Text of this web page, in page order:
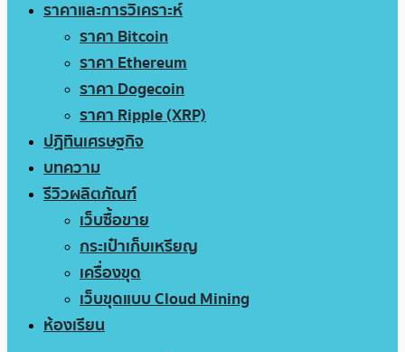
ราคาและการวิเคราะห์
ราคา Bitcoin
ราคา Ethereum
ราคา Dogecoin
ราคา Ripple (XRP)
ปฏิทินเศรษฐกิจ
บทความ
รีวิวผลิตภัณฑ์
เว็บซื้อขาย
กระเป๋าเก็บเหรียญ
เครื่องขุด
เว็บขุดแบบ Cloud Mining
ห้องเรียน